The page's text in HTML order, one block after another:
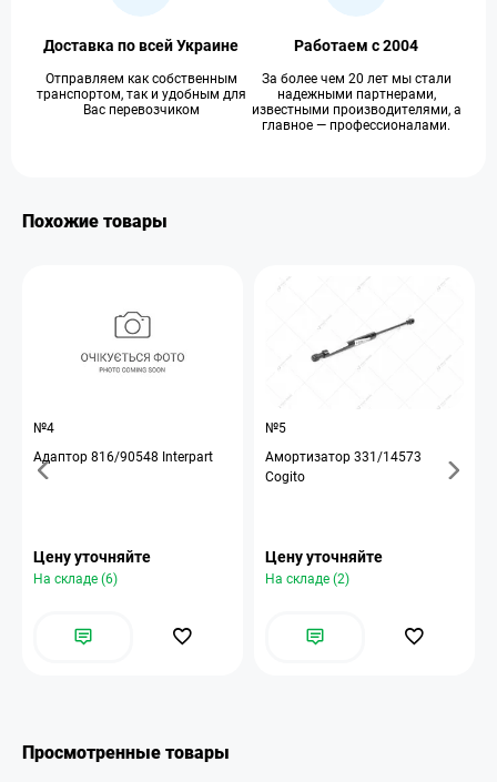
Доставка по всей Украине
Отправляем как собственным
транспортом, так и удобным для
Вас перевозчиком
Работаем с 2004
За более чем 20 лет мы стали
надежными партнерами,
известными производителями, а
главное — профессионалами.
Похожие товары
№4
Адаптор 816/90548 Interpart
Цену уточняйте
На складе (6)
№5
Амортизатор 331/14573
Cogito
Цену уточняйте
На складе (2)
Просмотренные товары